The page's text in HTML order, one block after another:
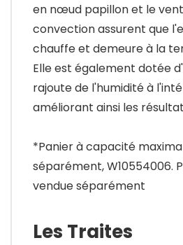
en nœud papillon et le
convection assurent que
chauffe et demeure à la
Elle est également dotée
rajoute de l'humidité à
améliorant ainsi les
*Panier à capacité
séparément, W10554006.
vendue séparément
Les Traites